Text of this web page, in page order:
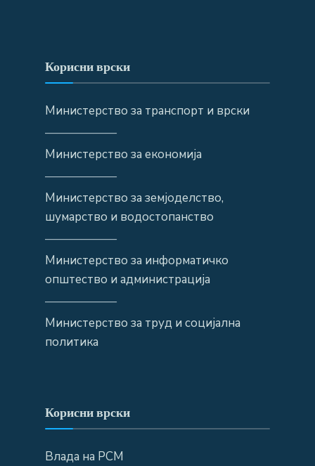
Корисни врски
Министерство за транспорт и врски
——————
Министерство за економија
——————
Министерство за земјоделство,
шумарство и водостопанство
——————
Министерство за информатичко
општество и администрација
——————
Министерство за труд и социјална
политика
Корисни врски
Влада на РСМ